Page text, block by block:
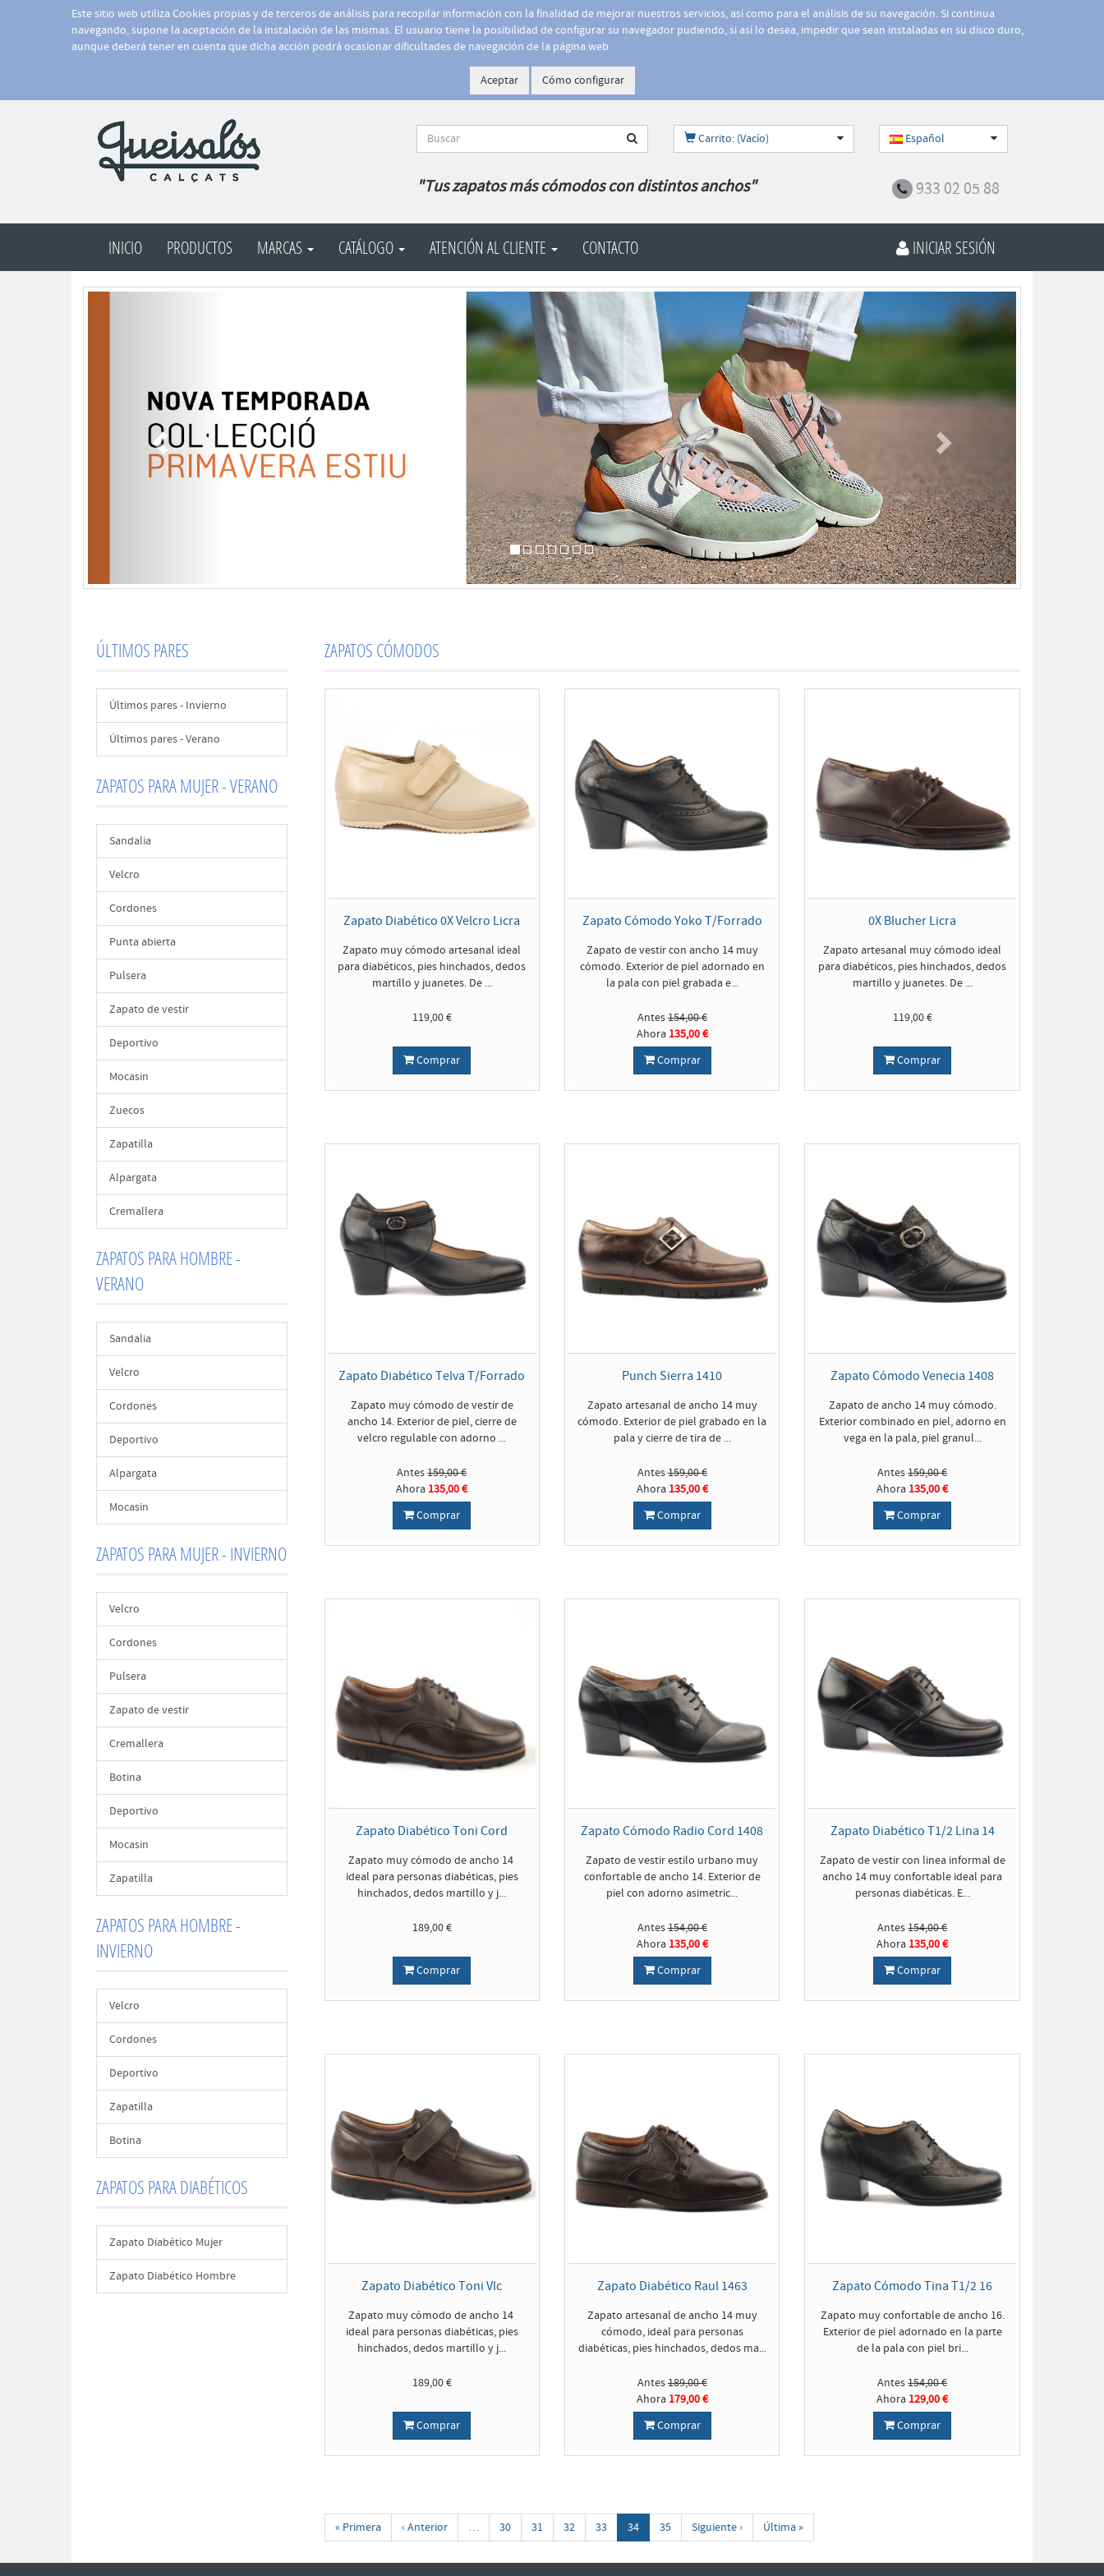
Este sitio web utiliza Cookies propias y de terceros de análisis para recopilar información con la finalidad de mejorar nuestros servicios, así como para el análisis de su navegación. Si continua
navegando, supone la aceptación de la instalación de las mismas. El usuario tiene la posibilidad de configurar su navegador pudiendo, si así lo desea, impedir que sean instaladas en su disco duro,
aunque deberá tener en cuenta que dicha acción podrá ocasionar dificultades de navegación de la página web
Aceptar Cómo configurar
Carrito: (Vacío) Español
"Tus zapatos más cómodos con distintos anchos" 933 02 05 88
INICIO PRODUCTOS MARCAS CATÁLOGO ATENCIÓN AL CLIENTE CONTACTO INICIAR SESIÓN
Siguiente
ÚLTIMOS PARES
Últimos pares - Invierno
Últimos pares - Verano
ZAPATOS PARA MUJER - VERANO
Sandalia
Velcro
Cordones
Punta abierta
Pulsera
Zapato de vestir
Deportivo
Mocasin
Zuecos
Zapatilla
Alpargata
Cremallera
ZAPATOS PARA HOMBRE -
VERANO
Sandalia
Velcro
Cordones
Deportivo
Alpargata
Mocasin
ZAPATOS PARA MUJER - INVIERNO
Velcro
Cordones
Pulsera
Zapato de vestir
Cremallera
Botina
Deportivo
Mocasin
Zapatilla
ZAPATOS PARA HOMBRE -
INVIERNO
Velcro
Cordones
Deportivo
Zapatilla
Botina
ZAPATOS PARA DIABÉTICOS
Zapato Diabético Mujer
Zapato Diabético Hombre
ZAPATOS CÓMODOS
Zapato Diabético 0X Velcro Licra
Zapato muy cómodo artesanal ideal
para diabéticos, pies hinchados, dedos
martillo y juanetes. De ...
119,00 €
Comprar
Zapato Cómodo Yoko T/Forrado
Zapato de vestir con ancho 14 muy
cómodo. Exterior de piel adornado en
la pala con piel grabada e...
Antes154,00 €
Ahora 135,00 €
Comprar
0X Blucher Licra
Zapato artesanal muy cómodo ideal
para diabéticos, pies hinchados, dedos
martillo y juanetes. De ...
119,00 €
Comprar
Zapato Diabético Telva T/Forrado
Zapato muy cómodo de vestir de
ancho 14. Exterior de piel, cierre de
velcro regulable con adorno ...
Antes159,00 €
Ahora 135,00 €
Comprar
Punch Sierra 1410
Zapato artesanal de ancho 14 muy
cómodo. Exterior de piel grabado en la
pala y cierre de tira de ...
Antes159,00 €
Ahora 135,00 €
Comprar
Zapato Cómodo Venecia 1408
Zapato de ancho 14 muy cómodo.
Exterior combinado en piel, adorno en
vega en la pala, piel granul...
Antes159,00 €
Ahora 135,00 €
Comprar
Zapato Diabético Toni Cord
Zapato muy cómodo de ancho 14
ideal para personas diabéticas, pies
hinchados, dedos martillo y j...
189,00 €
Comprar
Zapato Cómodo Radio Cord 1408
Zapato de vestir estilo urbano muy
confortable de ancho 14. Exterior de
piel con adorno asimetric...
Antes154,00 €
Ahora 135,00 €
Comprar
Zapato Diabético T1/2 Lina 14
Zapato de vestir con linea informal de
ancho 14 muy confortable ideal para
personas diabéticas. E...
Antes154,00 €
Ahora 135,00 €
Comprar
Zapato Diabético Toni Vlc
Zapato muy cómodo de ancho 14
ideal para personas diabéticas, pies
hinchados, dedos martillo y j...
189,00 €
Comprar
Zapato Diabético Raul 1463
Zapato artesanal de ancho 14 muy
cómodo, ideal para personas
diabéticas, pies hinchados, dedos ma...
Antes189,00 €
Ahora 179,00 €
Comprar
Zapato Cómodo Tina T1/2 16
Zapato muy confortable de ancho 16.
Exterior de piel adornado en la parte
de la pala con piel bri...
Antes154,00 €
Ahora 129,00 €
Comprar
« Primera ‹ Anterior … 30 31 32 33 34 35 Siguiente › Última »